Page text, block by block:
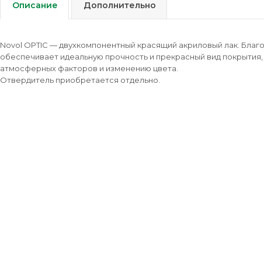
Описание Дополнительно
Novol OPTIC — двухкомпонентный красящий акриловый лак.
обеспечивает идеальную прочность и прекрасный вид
атмосферных факторов и изменению цвета.
Отвердитель приобретается отдельно.